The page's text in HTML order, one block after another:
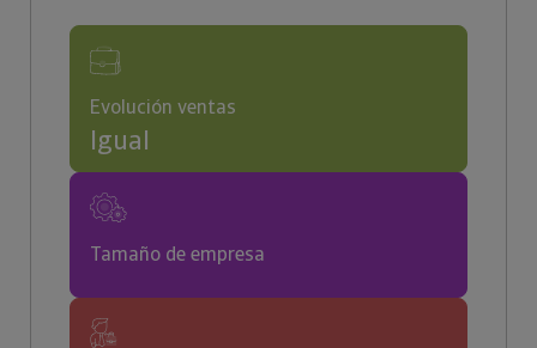
Evolución ventas
Igual
Tamaño de empresa